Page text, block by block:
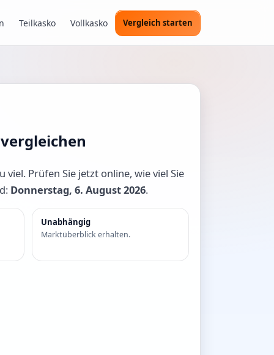
Teilkasko Vollkasko Vergleich starten
viel. Prüfen Sie jetzt online, wie viel Sie
Donnerstag, 6. August 2026.
Unabhängig
Marktüberblick erhalten.